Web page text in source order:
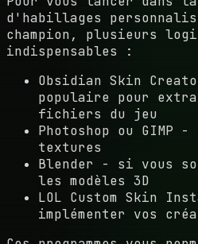
d'habillages
champion, plusieurs
indispensables :
Obsidian Skin
populaire pour
fichiers du jeu
Photoshop ou GIMP
textures
Blender - si vous
les modèles 3D
LOL Custom Skin
implémenter vos